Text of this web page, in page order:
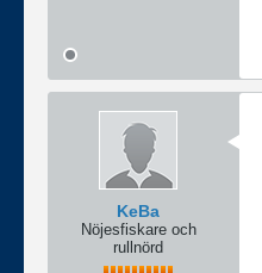
KeBa
Nöjesfiskare och
rullnörd